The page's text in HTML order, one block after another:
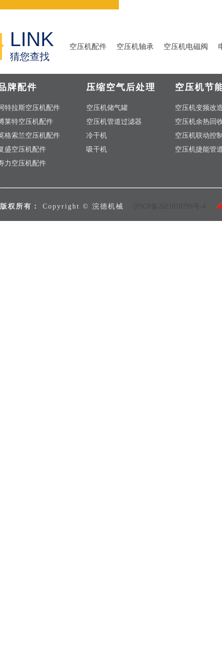
LINK
猜您查找
空压机配件 空压机轴承 空压机电磁阀
牌配件
特拉斯空压机配件
莱特空压机配件
格索兰空压机配件
盛空压机配件
力空压机配件
压缩空气后处理
空压机储气罐
空压机管道过滤器
冷干机
吸干机
空压机节
空压机变频改
空压机余热回
空压机联动控
空压机捷能管
版权所有： Copyright © 浣德机械